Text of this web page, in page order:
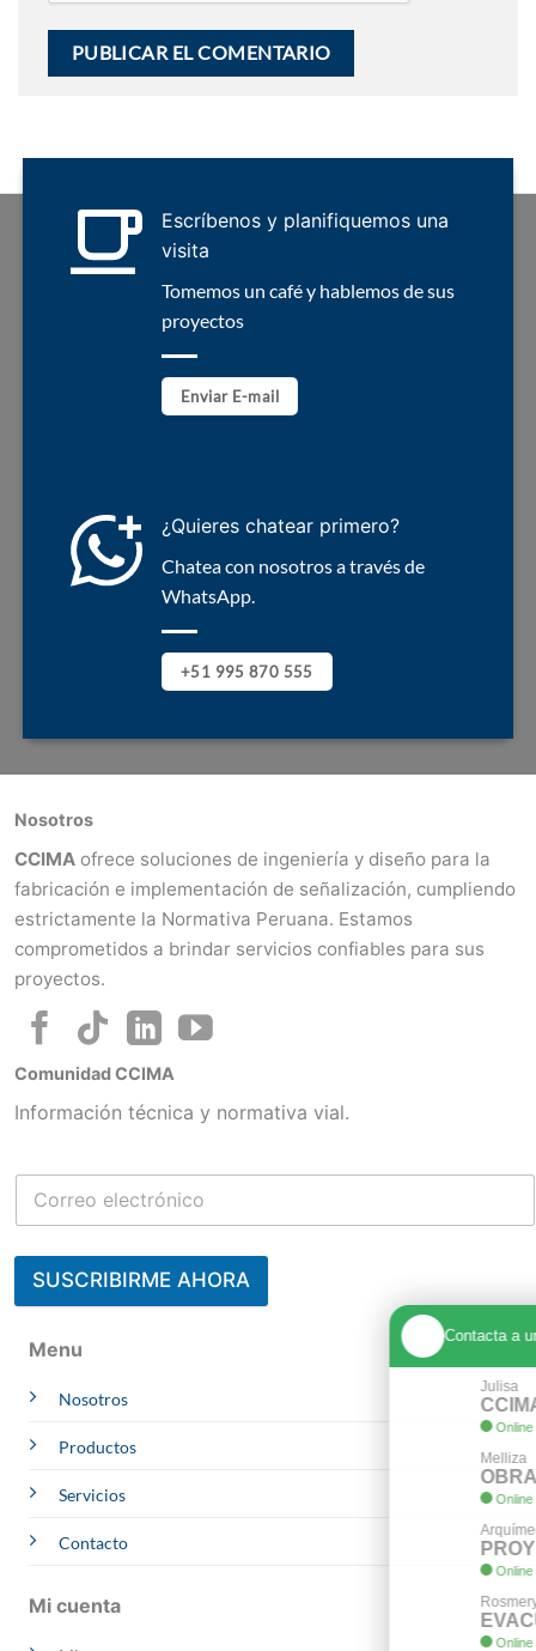
Escríbenos y planifiquemos una
visita
Tomemos un café y hablemos de sus
proyectos
Enviar E-mail
¿Quieres chatear primero?
Chatea con nosotros a través de
WhatsApp.
+51 995 870 555
Nosotros
CCIMA ofrece soluciones de ingeniería y diseño para la
fabricación e implementación de señalización, cumpliendo
estrictamente la Normativa Peruana. Estamos
comprometidos a brindar servicios confiables para sus
proyectos.
Menu
Nosotros
Productos
Servicios
Contacto
Mi cuenta
Comunidad CCIMA
Información técnica y normativa vial.
SUSCRIBIRME AHORA
Contacta a un Experto
Whatsapp
Whatsapp
Whatsapp
Whatsapp